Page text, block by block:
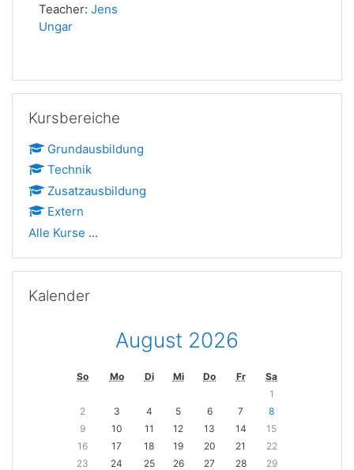
Teacher: Jens
Ungar
Kursbereiche
Grundausbildung
Technik
Zusatzausbildung
Extern
Alle Kurse ...
Kalender
August 2026
So Mo Di Mi Do Fr
Sa
1
2
3 4 5 6 7
8
9
10 11 12 13 14
15
16
17 18 19 20 21
22
23
24 25 26 27 28 29